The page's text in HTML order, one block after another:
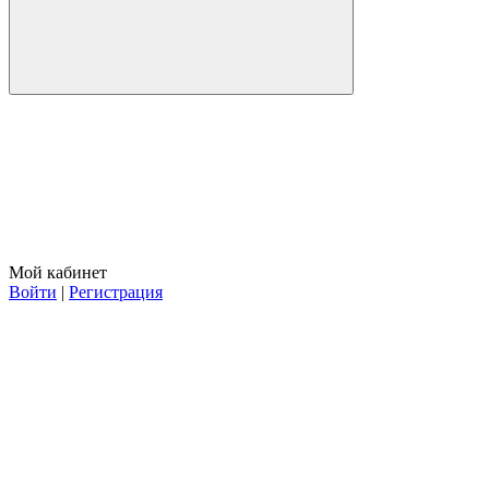
Мой кабинет
Войти | Регистрация